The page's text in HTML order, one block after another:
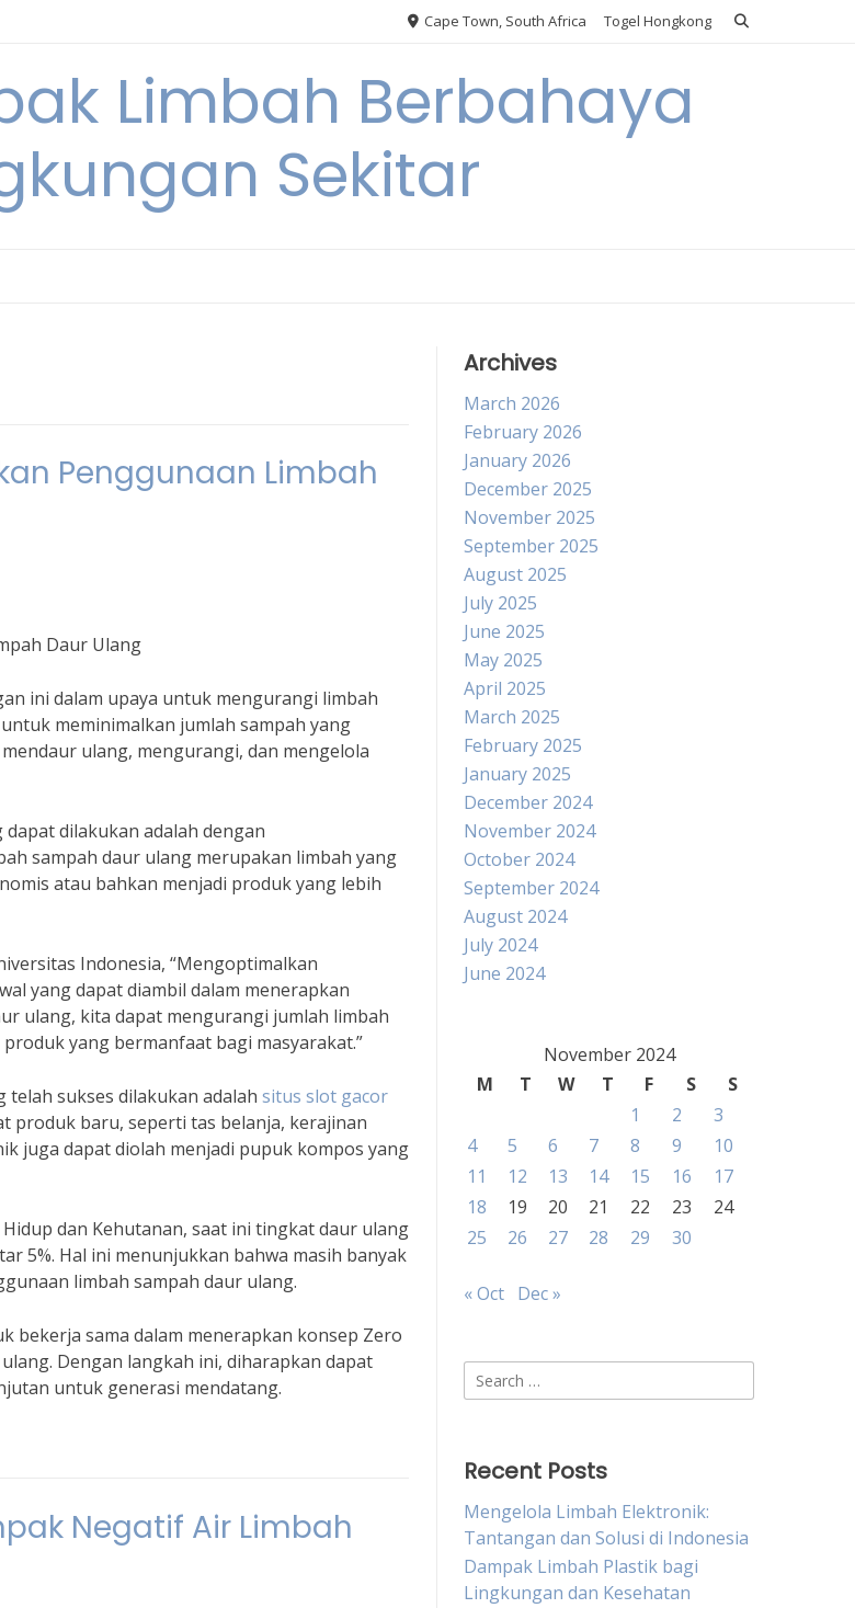
Cape Town, South Africa Togel Hongkong
Limbah Berbahaya
Sekitar
Penggunaan Limbah
Daur Ulang
ini dalam upaya untuk mengurangi limbah
meminimalkan jumlah sampah yang
ulang, mengurangi, dan mengelola
dilakukan adalah dengan
sampah daur ulang merupakan limbah yang
atau bahkan menjadi produk yang lebih
Indonesia, “Mengoptimalkan
yang dapat diambil dalam menerapkan
ulang, kita dapat mengurangi jumlah limbah
yang bermanfaat bagi masyarakat.”
sukses dilakukan adalah situs slot gacor
produk baru, seperti tas belanja, kerajinan
juga dapat diolah menjadi pupuk kompos yang
dan Kehutanan, saat ini tingkat daur ulang
5%. Hal ini menunjukkan bahwa masih banyak
limbah sampah daur ulang.
bekerja sama dalam menerapkan konsep Zero
Dengan langkah ini, diharapkan dapat
untuk generasi mendatang.
Negatif Air Limbah
Archives
March 2026
February 2026
January 2026
December 2025
November 2025
September 2025
August 2025
July 2025
June 2025
May 2025
April 2025
March 2025
February 2025
January 2025
December 2024
November 2024
October 2024
September 2024
August 2024
July 2024
June 2024
November 2024
M
T W T F S
S
1
2
3
4
5 6 7 8 9
10
11
12 13 14 15 16
17
18
19 20 21 22 23
24
25
26 27 28 29 30
« Oct Dec »
Search
for:
Recent Posts
Mengelola Limbah Elektronik:
Tantangan dan Solusi di Indonesia
Dampak Limbah Plastik bagi
Lingkungan dan Kesehatan